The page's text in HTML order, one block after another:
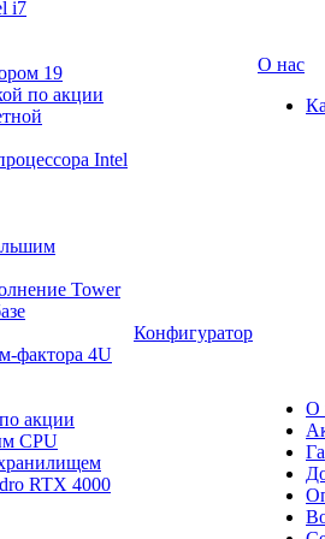
i7
19
по акции
Intel
Tower
фактора 4U
акции
CPU
RTX 4000
Конфигуратор
О нас
О